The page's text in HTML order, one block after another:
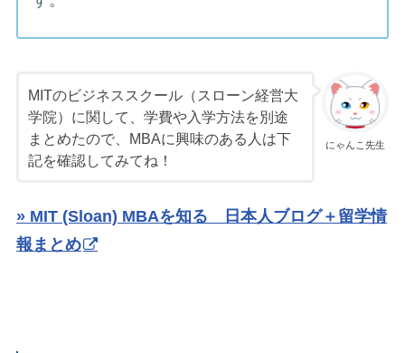
にゃんこ先生
MITのビジネススクール（スローン経営大
学院）に関して、学費や入学方法を別途
まとめたので、MBAに興味のある人は下
記を確認してみてね！
» MIT (Sloan) MBAを知る 日本人ブログ＋留学情
報まとめ